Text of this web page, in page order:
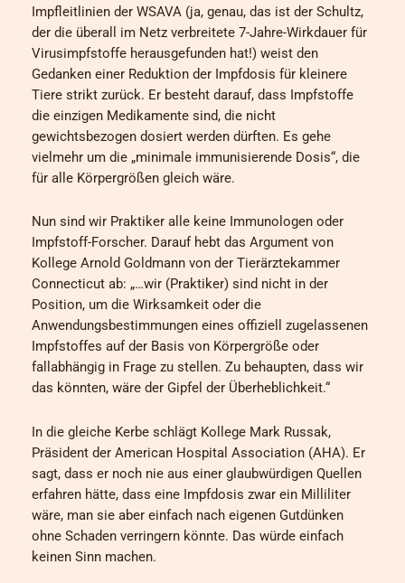
Impfleitlinien der WSAVA (ja, genau, das ist der Schultz,
der die überall im Netz verbreitete 7-Jahre-Wirkdauer für
Virusimpfstoffe herausgefunden hat!) weist den
Gedanken einer Reduktion der Impfdosis für kleinere
Tiere strikt zurück. Er besteht darauf, dass Impfstoffe
die einzigen Medikamente sind, die nicht
gewichtsbezogen dosiert werden dürften. Es gehe
vielmehr um die „minimale immunisierende Dosis“, die
für alle Körpergrößen gleich wäre.
Nun sind wir Praktiker alle keine Immunologen oder
Impfstoff-Forscher. Darauf hebt das Argument von
Kollege Arnold Goldmann von der Tierärztekammer
Connecticut ab: „…wir (Praktiker) sind nicht in der
Position, um die Wirksamkeit oder die
Anwendungsbestimmungen eines offiziell zugelassenen
Impfstoffes auf der Basis von Körpergröße oder
fallabhängig in Frage zu stellen. Zu behaupten, dass wir
das könnten, wäre der Gipfel der Überheblichkeit.“
In die gleiche Kerbe schlägt Kollege Mark Russak,
Präsident der American Hospital Association (AHA). Er
sagt, dass er noch nie aus einer glaubwürdigen Quellen
erfahren hätte, dass eine Impfdosis zwar ein Milliliter
wäre, man sie aber einfach nach eigenen Gutdünken
ohne Schaden verringern könnte. Das würde einfach
keinen Sinn machen.